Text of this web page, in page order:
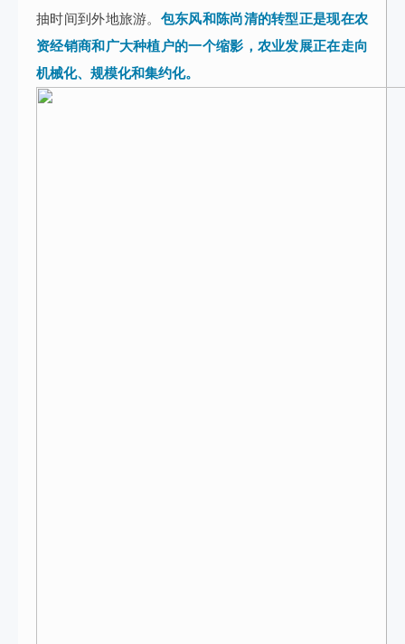
抽时间到外地旅游。 包东风和陈尚清的转型正是现在农
资经销商和广大种植户的一个缩影，农业发展正在走向
机械化、规模化和集约化。